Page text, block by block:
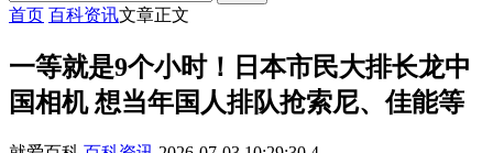
首页 百科资讯文章正文
一等就是9个小时！日本市民大排长龙中
国相机 想当年国人排队抢索尼、佳能等